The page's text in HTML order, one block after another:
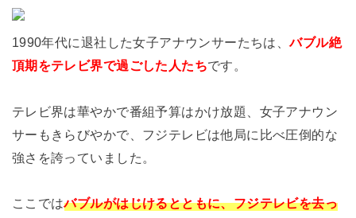
1990年代に退社した女子アナウンサーたちは、バブル絶
頂期をテレビ界で過ごした人たちです。
テレビ界は華やかで番組予算はかけ放題、女子アナウン
サーもきらびやかで、フジテレビは他局に比べ圧倒的な
強さを誇っていました。
ここではバブルがはじけるとともに、フジテレビを去っ